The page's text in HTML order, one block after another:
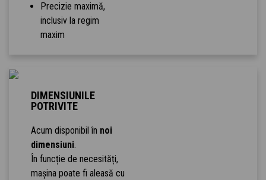
Precizie maximă,
inclusiv la regim
maxim
DIMENSIUNILE
POTRIVITE
Acum disponibil în noi
dimensiuni.
În funcție de necesități,
mașina poate fi aleasă cu